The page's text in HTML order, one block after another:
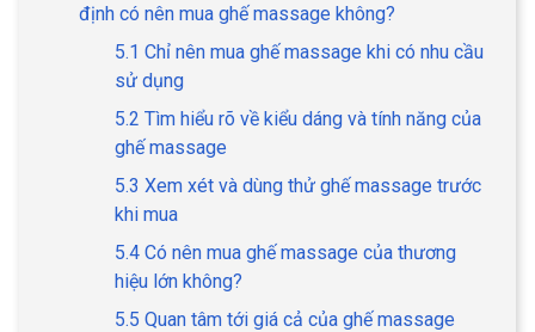
định có nên mua ghế massage không?
5.1 Chỉ nên mua ghế massage khi có nhu cầu
sử dụng
5.2 Tìm hiểu rõ về kiểu dáng và tính năng của
ghế massage
5.3 Xem xét và dùng thử ghế massage trước
khi mua
5.4 Có nên mua ghế massage của thương
hiệu lớn không?
5.5 Quan tâm tới giá cả của ghế massage